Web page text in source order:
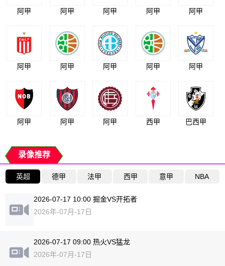
阿甲 阿甲 阿甲 阿甲 阿甲
阿甲 阿甲 阿甲 阿甲 阿甲
阿甲 阿甲 阿甲 西甲 巴西甲
录像推荐
英超 德甲 法甲 西甲 意甲 NBA
2026-07-17 10:00 掘金VS开拓者
2026年-07月-17日
2026-07-17 09:00 热火VS猛龙
2026年-07月-17日